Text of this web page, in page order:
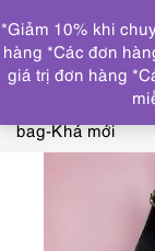
Trang chủ TÚI
đeo chéo/xách
bag-Khá mới
*Giảm 10% khi
hàng *Các đơn
giá trị đơn hàng